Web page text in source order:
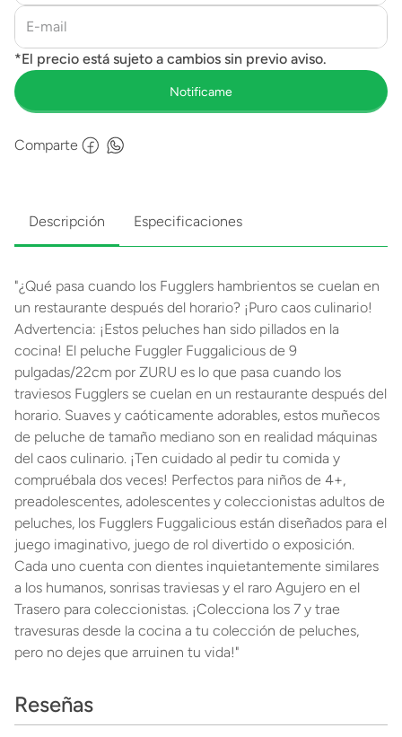
Comparte
Descripción Especificaciones
"¿Qué pasa cuando los Fugglers hambrientos se cuelan en
un restaurante después del horario? ¡Puro caos culinario!
Advertencia: ¡Estos peluches han sido pillados en la
cocina! El peluche Fuggler Fuggalicious de 9
pulgadas/22cm por ZURU es lo que pasa cuando los
traviesos Fugglers se cuelan en un restaurante después del
horario. Suaves y caóticamente adorables, estos muñecos
de peluche de tamaño mediano son en realidad máquinas
del caos culinario. ¡Ten cuidado al pedir tu comida y
compruébala dos veces! Perfectos para niños de 4+,
preadolescentes, adolescentes y coleccionistas adultos de
peluches, los Fugglers Fuggalicious están diseñados para el
juego imaginativo, juego de rol divertido o exposición.
Cada uno cuenta con dientes inquietantemente similares
a los humanos, sonrisas traviesas y el raro Agujero en el
Trasero para coleccionistas. ¡Colecciona los 7 y trae
travesuras desde la cocina a tu colección de peluches,
pero no dejes que arruinen tu vida!"
Reseñas